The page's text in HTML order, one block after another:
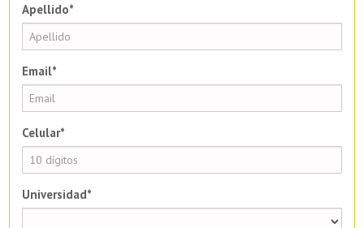
Apellido*
Email*
Celular*
Universidad*